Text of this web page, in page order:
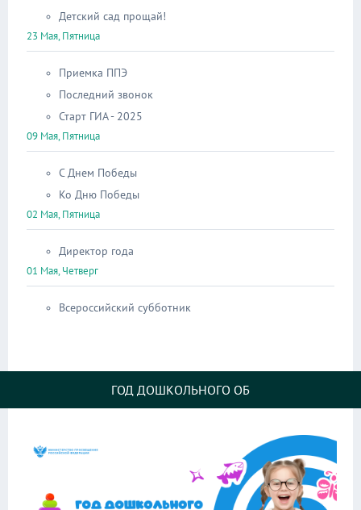
Детский сад прощай!
23 Мая, Пятница
Приемка ППЭ
Последний звонок
Старт ГИА - 2025
09 Мая, Пятница
С Днем Победы
Ко Дню Победы
02 Мая, Пятница
Директор года
01 Мая, Четверг
Всероссийский субботник
ГОД ДОШКОЛЬНОГО ОБ